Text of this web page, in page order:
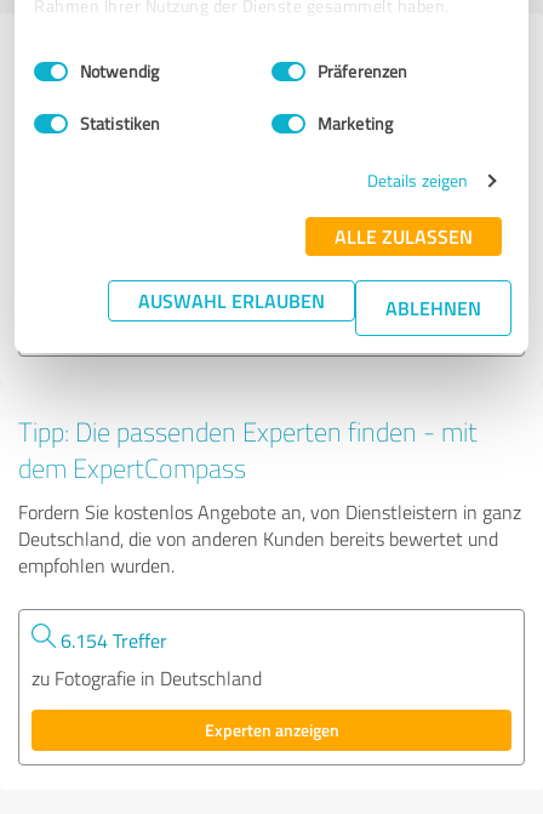
Rahmen Ihrer Nutzung der Dienste gesammelt haben.
Impressum Datenschutzbestimmungen
Einwilligungsauswahl
Notwendig Präferenzen
Statistiken Marketing
Details zeigen
ALLE ZULASSEN
AUSWAHL ERLAUBEN ABLEHNEN
Erfahrungen zu weiteren
Fotografie
4.94 von 5
Tipp: Die passenden Experten finden - mit
dem ExpertCompass
Fordern Sie kostenlos Angebote an, von Dienstleistern in ganz
Deutschland, die von anderen Kunden bereits bewertet und
empfohlen wurden.
6.154 Treffer
zu Fotografie in Deutschland
Experten anzeigen